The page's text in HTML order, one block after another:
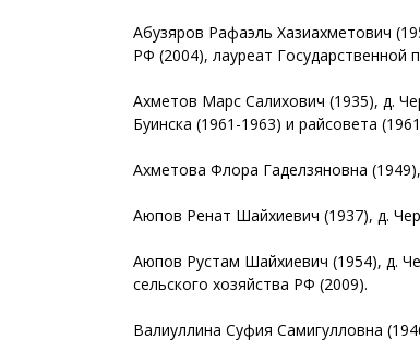
Абузяров Рафаэль Хазиахметович
РФ (2004), лауреат Государственной
Ахметов Марс Салихович (1935), д.
Буинска (1961-1963) и райсовета
Ахметова Флора Гаделзяновна
Аюпов Ренат Шайхиевич (1937), д.
Аюпов Рустам Шайхиевич (1954), д.
сельского хозяйства РФ (2009).
Валиуллина Суфия Самигулловна